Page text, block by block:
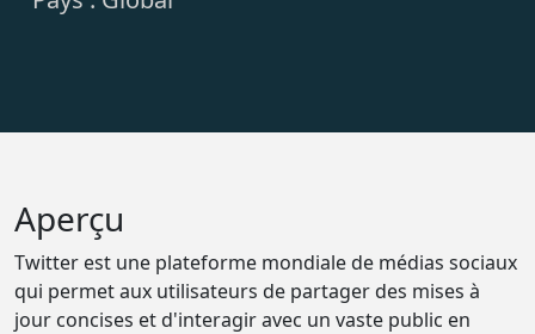
Aperçu
Twitter est une plateforme mondiale de médias sociaux
qui permet aux utilisateurs de partager des mises à
jour concises et d'interagir avec un vaste public en